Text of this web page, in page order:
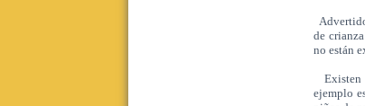
de
no están
Existen
ejemplo